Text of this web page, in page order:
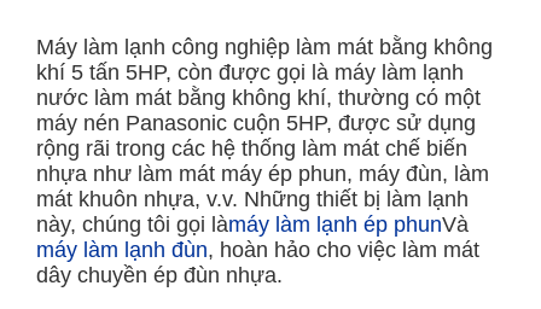
Máy làm lạnh công nghiệp làm mát bằng không
khí 5 tấn 5HP, còn được gọi là máy làm lạnh
nước làm mát bằng không khí, thường có một
máy nén Panasonic cuộn 5HP, được sử dụng
rộng rãi trong các hệ thống làm mát chế biến
nhựa như làm mát máy ép phun, máy đùn, làm
mát khuôn nhựa, v.v. Những thiết bị làm lạnh
này, chúng tôi gọi làmáy làm lạnh ép phunVà
máy làm lạnh đùn, hoàn hảo cho việc làm mát
dây chuyền ép đùn nhựa.